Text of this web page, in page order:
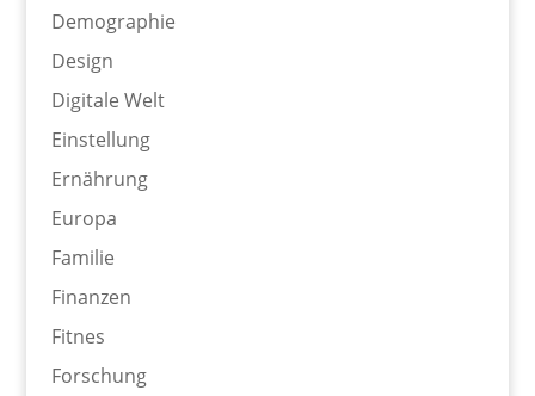
Demographie
Design
Digitale Welt
Einstellung
Ernährung
Europa
Familie
Finanzen
Fitnes
Forschung